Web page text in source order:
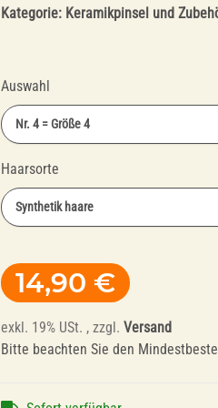
Dentallegierungen
und Mandrelle
Kategorie: Keramikpinsel und
Auswahl
Nr. 4 = Größe 4
Haarsorte
Synthetik haare
14,90 €
exkl. 19% USt. , zzgl. Versand
Bitte beachten Sie den